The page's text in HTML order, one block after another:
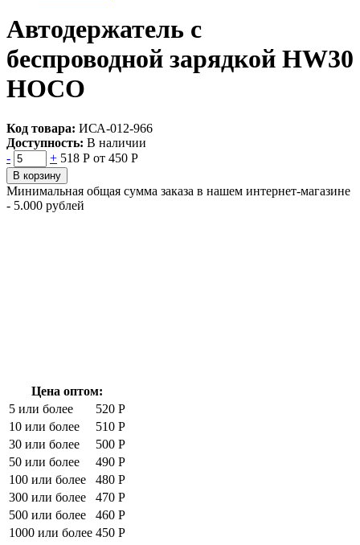
Автодержатель с
беспроводной зарядкой HW30
HOCO
Код товара: ИСА-012-966
Доступность: В наличии
-
+ 518 Р от 450 Р
В корзину
Минимальная общая сумма заказа в нашем интернет-магазине
- 5.000 рублей
Цена оптом:
5 или более
520 Р
10 или более
510 Р
30 или более
500 Р
50 или более
490 Р
100 или более
480 Р
300 или более
470 Р
500 или более
460 Р
1000 или более 450 Р